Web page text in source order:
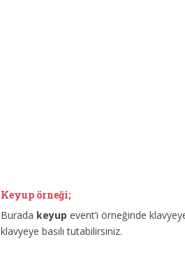
Keyup örneği;
Burada keyup event’i örneğinde
klavyeye basılı tutabilirsiniz.